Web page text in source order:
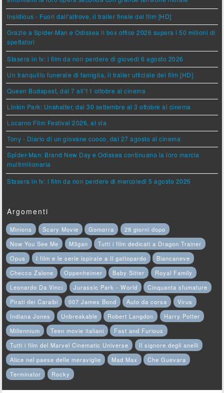
Insidious - Fuori dall'altrove, il trailer finale del film [HD]
Grazie a Spider-Man e Odissea il box office 2026 supera i 50 milioni di
spettatori
Stasera in tv: i film da non perdere di giovedì 6 agosto 2026
Un tranquillo funerale di famiglia, il trailer ufficiale del film [HD]
Queen Budapest, dal 7 all'11 ottobre al cinema
Linkin Park: Unshatter, dal 30 settembre al 3 ottobre al cinema
Locarno Film Festival 2026, al via
Tony - Diario di un giovane cuoco, dal 27 agosto al cinema
Spider-Man: Brand New Day e Odissea continuano la loro marcia
multimilionaria
Stasera in tv: i film da non perdere di mercoledì 5 agosto 2026
Argomenti
Minions Scary Movie Gomorra
28 giorni dopo
Now You See Me
M3gan
Tutti i film dedicati a Dragon Trainer
Opus
I film e le serie ispirate a Il gattopardo
Biancaneve
Checco Zalone
Oppenheimer Baby Sitter
Royal Family
Leonardo Da Vinci
Jurassic Park - World
Cinquanta sfumature
Pirati dei Caraibi
007 James Bond Auto da corsa
Virus
Indiana Jones
Unbreakable Robert Langdon
Harry Potter
Millennium
Teen movie italiani
Fast and Furious
Tutti i film del Marvel Cinematic Universe
Il signore degli anelli
Alice nel paese delle meraviglie
Mad Max
Che Guevara
Terminator
Rocky